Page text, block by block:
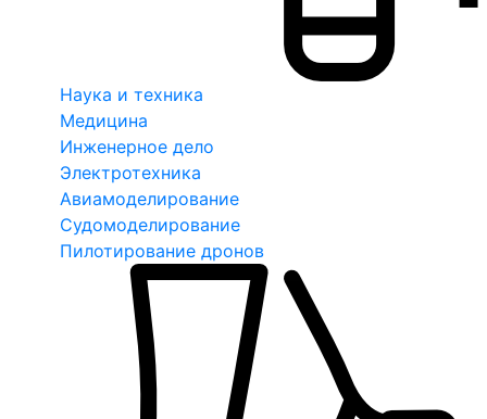
Наука и техника
Медицина
Инженерное дело
Электротехника
Авиамоделирование
Судомоделирование
Пилотирование дронов